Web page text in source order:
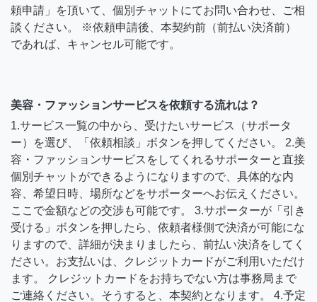
頼申請」を頂いて、個別チャットにてお問い合わせ、ご相
談ください。 ※依頼申請後、本契約前（前払い決済前）
であれば、キャンセル可能です。
美容・ファッションサービスを依頼する流れは？
1.サービス一覧の中から、受けたいサービス（サポータ
ー）を選び、「依頼相談」ボタンを押してください。 2.美
容・ファッションサービスをしてくれるサポーターと直接
個別チャットができるようになりますので、具体的な内
容、希望日時、場所などをサポーターへお伝えください。
ここで金額などの交渉も可能です。 3.サポーターが「引き
受ける」ボタンを押したら、依頼者様側で決済が可能にな
りますので、詳細が決まりましたら、前払い決済をしてく
ださい。お支払いは、クレジットカードがご利用いただけ
ます。 クレジットカードをお持ちでない方は事務局まで
ご連絡ください。そうすると、本契約となります。 4.予定